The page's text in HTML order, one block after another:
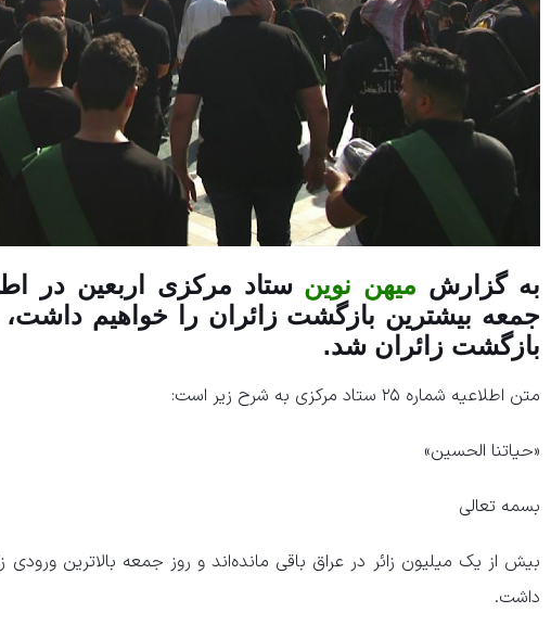
به گزارش میهن نوین ستاد مرکزی اربعین در
جمعه بیشترین بازگشت زائران را خواهیم داشت،
بازگشت زائران شد.
متن اطلاعیه شماره ۲۵ ستاد مرکزی به شرح زیر است:
«حیاتنا الحسین»
بسمه تعالی
بیش از یک میلیون زائر در عراق باقی مانده‌اند و روز جمعه بالاترین ورودی
داشت.